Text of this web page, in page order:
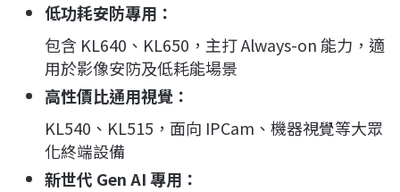
低功耗安防專用 ：
包含 KL640、KL650，主打 Always-on 能力，適
用於影像安防及低耗能場景
高性價比通用視覺 ：
KL540、KL515，面向 IPCam、機器視覺等大眾
化終端設備
新世代 Gen AI 專用 ：